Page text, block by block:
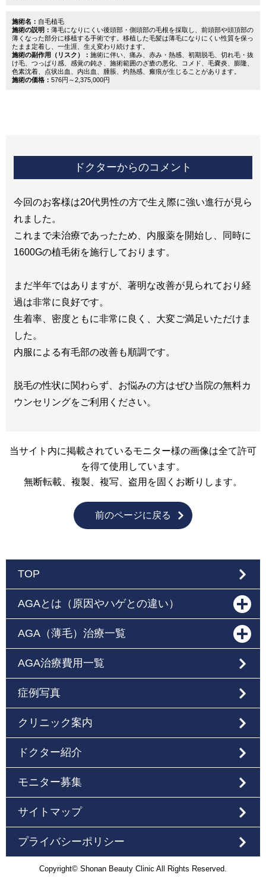
施術名： 自毛植毛
施術の説明： 薄毛になりにくい後頭部・側頭部の毛根を採取し、前頭部や頭頂部の
薄くなった部分に移植する手術です。移植した毛髪は薄毛になりにくい性質を保っ
たまま定着し、一生涯、生え変わり続けます。
施術の副作用（リスク）： 施術に伴い、痛み、赤み・熱感、初期脱毛、切れ毛・抜
け毛、つっぱり感、感覚の鈍さ、施術範囲のざ瘡の悪化、コメド、毛嚢炎、膨隆、
色素沈着、点状出血、内出血、腫脹、灼熱感、瘢痕が生じることがあります。
施術の価格： 576円～2,375,000円
ドクターからのコメント
今回のお客様は20代男性の方で生え際に強い進行が見ら
れました。
これまで未治療であったため、内服薬を開始し、同時に
1600Gの植毛術を施行しております。
まだ半年ではありますが、著明な改善が見られており経
過は非常に良好です。
生着率、密度ともに非常に良く、大変ご満足いただけま
した。
内服による有毛部の改善も順調です。
脱毛の性状に関わらず、お悩みの方はぜひ当院の無料カ
ウンセリングをご利用ください。
当サイト内に掲載されているモニター様の画像は全て許可
を得て使用しています。
無断転載、複製、複写、盗用を固くお断りします。
前のページに戻る
TOP
AGAとは（原因やハゲとの違い）
AGA（薄毛）治療一覧
AGA治療費用一覧
症例写真
クリニック案内
ドクター紹介
モニター募集
サイトマップ
プライバシーポリシー
Copyright© Shonan Beauty Clinic All Rights Reserved.